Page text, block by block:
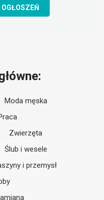
Moda męska
Zwierzęta
Ślub i wesele
i przemysł